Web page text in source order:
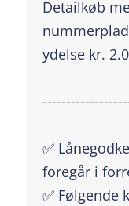
Detailkøb
ydelse kr.
✅
foregår i
✅ Følgende